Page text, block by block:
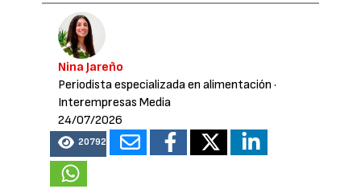
Nina Jareño
Periodista especializada en alimentación ·
Interempresas Media
24/07/2026
20792